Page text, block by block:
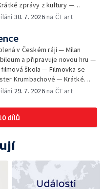
zprávy z kultury —
Prahy — Zahajení
30. 7. 2026na ČT art
v Českém ráji — Milan
a připravuje novou hru —
filmová škola — Filmovka se
Krumbachové — Krátké
— Antonín Střížek namaloval
29. 7. 2026na ČT art
dílů